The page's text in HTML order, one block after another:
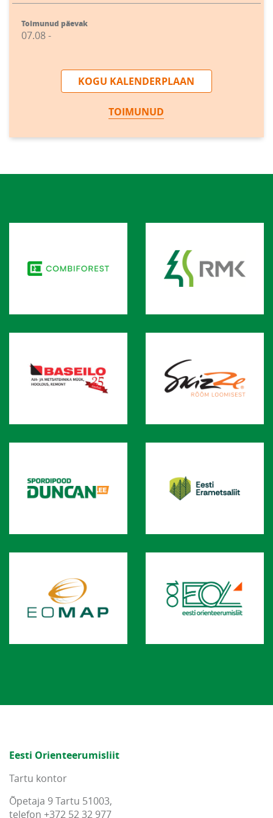
Toimunud päevak
07.08 -
KOGU KALENDERPLAAN
TOIMUNUD
Eesti Orienteerumisliit
Tartu kontor
Õpetaja 9 Tartu 51003,
telefon +372 52 32 977